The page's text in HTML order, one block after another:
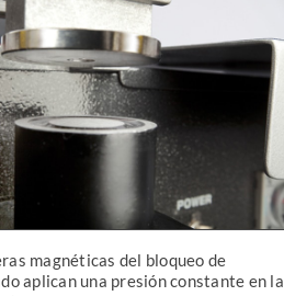
magnéticas del bloqueo de
aplican una presión constante en la